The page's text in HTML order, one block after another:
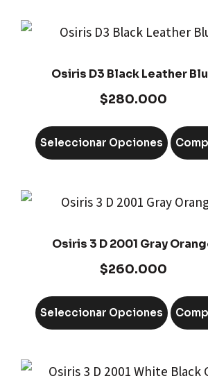
Osiris D3 Black Leather
$280.000
Seleccionar Opciones
Osiris 3 D 2001 Gray
$260.000
Seleccionar Opciones